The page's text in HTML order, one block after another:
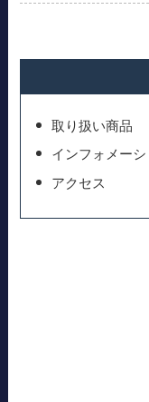
取り扱い商品
インフォメーシ
アクセス